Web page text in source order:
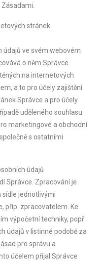
stránek
údajů ve svém webovém
o něm Správce
na internetových
a to pro účely zajištění
Správce a pro účely
uděleného souhlasu
marketingové a obchodní
s ostatními
údajů
Správce. Zpracování je
sídle jednotlivými
příp. zpracovatelem. Ke
výpočetní techniky, popř.
údajů v listinné podobě za
pro správu a
účelem přijal Správce